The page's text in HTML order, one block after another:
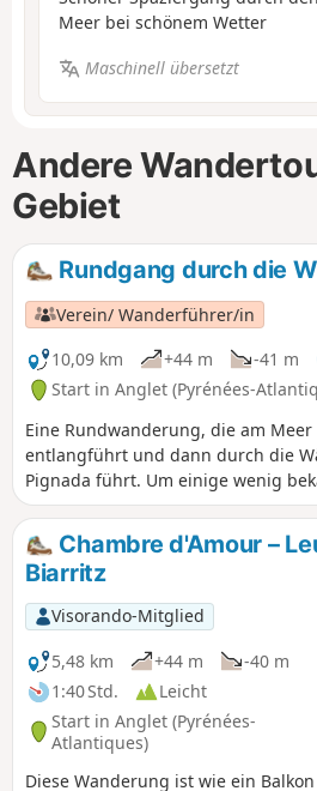
Meer bei schönem Wetter
Maschinell übersetzt
Andere
Gebiet
Rundgang durch die
Verein/ Wanderführer/in
10,09 km
+44 m -41 m
Start in Anglet (Pyrénées-
Eine Rundwanderung, die am Meer
entlangführt und dann durch die
Pignada führt. Um einige wenig
Anglet und Bayonne zu entdecken.
Chambre d'Amour –
Biarritz
Visorando-Mitglied
5,48 km
+44 m
-40 m
1:40 Std.
Leicht
Start in Anglet (Pyrénées-
Atlantiques)
Diese Wanderung ist wie ein